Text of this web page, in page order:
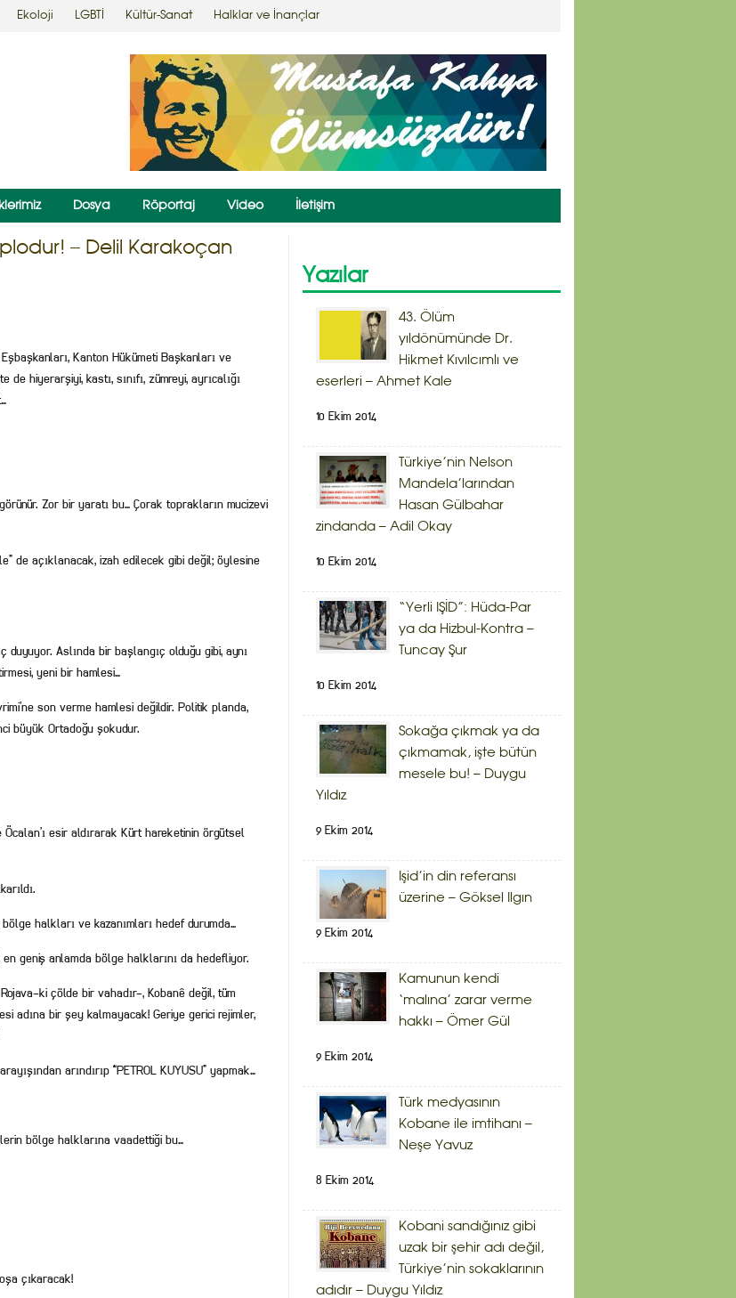
Ekoloji LGBTİ Kültür-Sanat Halklar ve İnançlar
Dosya Röportaj Video İletişim
– Delil Karakoçan
Kanton Hükümeti Başkanları ve
hiyerarşiyi, kastı, sınıfı, zümreyi, ayrıcalığı
Zor bir yaratı bu… Çorak toprakların mucizevi
de açıklanacak, izah edilecek gibi değil; öylesine
Aslında bir başlangıç olduğu gibi, aynı
yeni bir hamlesi…
son verme hamlesi değildir. Politik planda,
büyük Ortadoğu şokudur.
esir aldırarak Kürt hareketinin örgütsel
halkları ve kazanımları hedef durumda…
geniş anlamda bölge halklarını da hedefliyor.
ki çölde bir vahadır-, Kobanê değil, tüm
adına bir şey kalmayacak! Geriye gerici rejimler,
arındırıp “PETROL KUYUSU” yapmak…
bölge halklarına vaadettiği bu…
çıkaracak!
Yazılar
43. Ölüm
yıldönümünde Dr.
Hikmet Kıvılcımlı ve
eserleri – Ahmet Kale
10 Ekim 2014
Türkiye’nin Nelson
Mandela’larından
Hasan Gülbahar
zindanda – Adil Okay
10 Ekim 2014
“Yerli IŞİD”: Hüda-Par
ya da Hizbul-Kontra –
Tuncay Şur
10 Ekim 2014
Sokağa çıkmak ya da
çıkmamak, işte bütün
mesele bu! – Duygu
Yıldız
9 Ekim 2014
Işid’in din referansı
üzerine – Göksel Ilgın
9 Ekim 2014
Kamunun kendi
‘malına’ zarar verme
hakkı – Ömer Gül
9 Ekim 2014
Türk medyasının
Kobane ile imtihanı –
Neşe Yavuz
8 Ekim 2014
Kobani sandığınız gibi
uzak bir şehir adı değil,
Türkiye’nin sokaklarının
adıdır – Duygu Yıldız